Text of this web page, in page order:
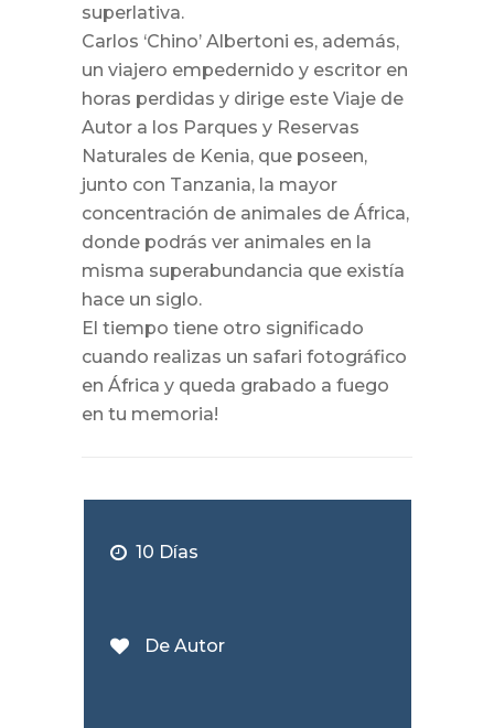
superlativa.
Carlos ‘Chino’ Albertoni es, además,
un viajero empedernido y escritor en
horas perdidas y dirige este Viaje de
Autor a los Parques y Reservas
Naturales de Kenia, que poseen,
junto con Tanzania, la mayor
concentración de animales de África,
donde podrás ver animales en la
misma superabundancia que existía
hace un siglo.
El tiempo tiene otro significado
cuando realizas un safari fotográfico
en África y queda grabado a fuego
en tu memoria!
10 Días
De Autor